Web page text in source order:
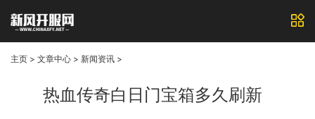
主页 > 文章中心 > 新闻资讯 >
热血传奇白日门宝箱多久刷新